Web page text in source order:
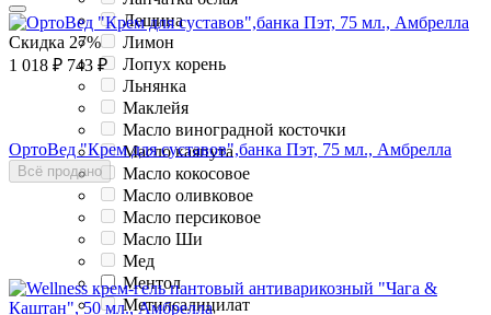
Лещина
Лимон
Лопух корень
Льнянка
Маклейя
Масло виноградной косточки
Масло каяпута
Масло кокосовое
Масло оливковое
Масло персиковое
Масло Ши
Мед
Ментол
Метилсалицилат
Скидка 27%
1 018 ₽ 743 ₽
ОртоВед "Крем для суставов",банка Пэт, 75 мл., Амбрелла
Всё продано